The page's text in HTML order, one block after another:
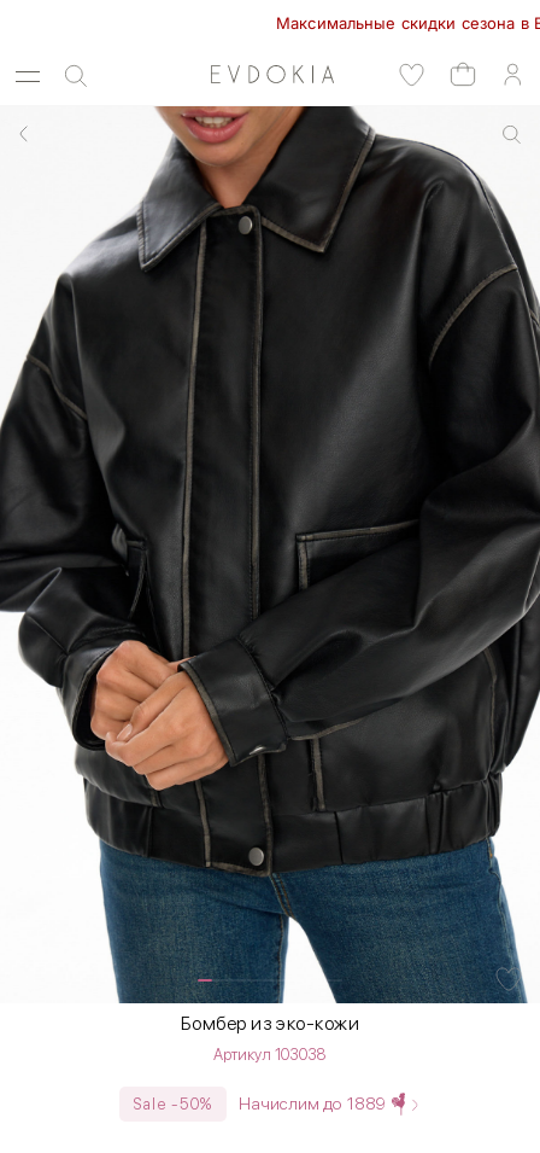
Максимальные скидки сезона в
Бомбер из эко-кожи
Артикул 103038
Sale -50% Начислим до 1889